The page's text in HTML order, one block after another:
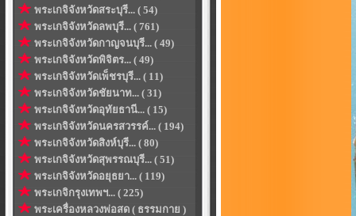
พระเกจิจังหวัดสระบุรี... ( 54)
พระเกจิจังหวัดลพบุรี... ( 761)
พระเกจิจังหวัดกาญจนบุรี... ( 49)
พระเกจิจังหวัดพิจิตร... ( 49)
พระเกจิจังหวัดเพ็ชรบุรี... ( 11)
พระเกจิจังหวัดชัยนาท... ( 31)
พระเกจิจังหวัดอุทัยธานี... ( 15)
พระเกจิจังหวัดนครสวรรค์... ( 194)
พระเกจิจังหวัดสิงห์บุรี... ( 80)
พระเกจิจังหวัดสุพรรณบุรี... ( 51)
พระเกจิจังหวัดอยุธยา... ( 119)
พระเกจิกรุงเทพฯ... ( 225)
พระเครื่องหลวงพ่อสด ( ธรรมกาย )